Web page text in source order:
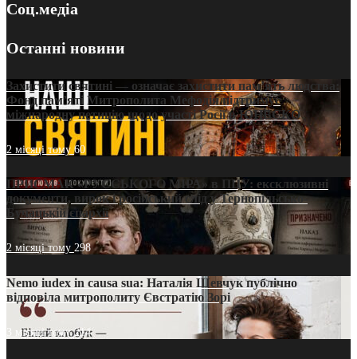
Соц.медіа
Останні новини
Захистити святині — означає захистити пам’ять людства:
Фонд пам’яті Митрополита Мефодія підтримує
міжнародну петицію щодо участі Росії в ЮНЕСКО
2 місяці тому60
ПРИСМАК «РУССЬКОГО МІРА» в ПЦУ: ексклюзивні
документи, вирок і російський слід у Тернопільсько-
Бучацькій єпархії
2 місяці тому 298
Nemo iudex in causa sua: Наталія Шевчук публічно
відповіла митрополиту Євстратію Зорі
3 місяці тому214